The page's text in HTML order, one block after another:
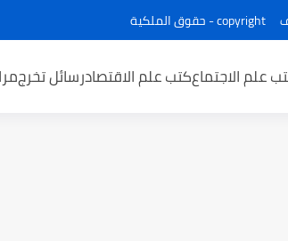
copyright - حقوق الملكية
علم الاجتماعكتب علم الاقتصادرسائل تخرج